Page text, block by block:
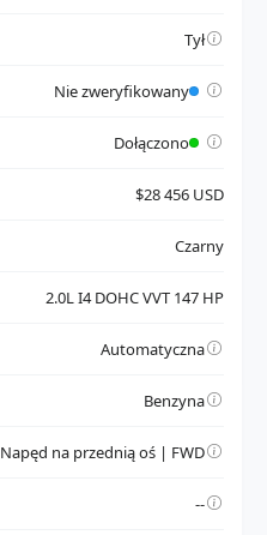
Tył
Nie zweryfikowany
Dołączono
$28 456 USD
Czarny
2.0L I4 DOHC VVT 147 HP
Automatyczna
Benzyna
Napęd na przednią oś | FWD
--